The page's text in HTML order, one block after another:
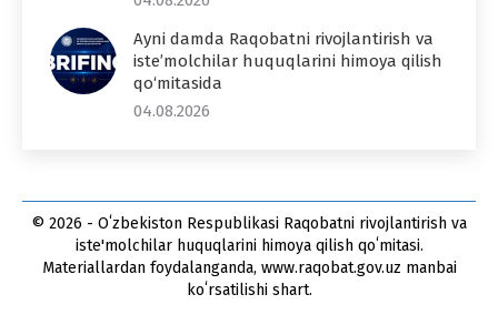
Ayni damda Raqobatni rivojlantirish va
iste’molchilar huquqlarini himoya qilish
qo‘mitasida
04.08.2026
© 2026 - Oʻzbekiston Respublikasi Raqobatni rivojlantirish va
iste'molchilar huquqlarini himoya qilish qoʻmitasi.
Materiallardan foydalanganda, www.raqobat.gov.uz manbai
koʻrsatilishi shart.